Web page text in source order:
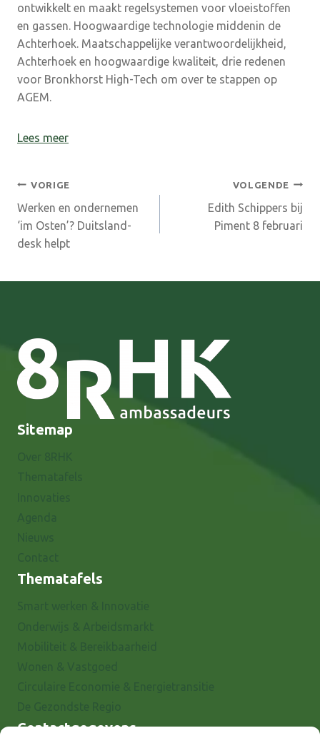
ontwikkelt en maakt regelsystemen voor vloeistoffen
en gassen. Hoogwaardige technologie middenin de
Achterhoek. Maatschappelijke verantwoordelijkheid,
Achterhoek en hoogwaardige kwaliteit, drie redenen
voor Bronkhorst High-Tech om over te stappen op
AGEM.
Lees meer
Bericht
navigatie
VORIGE
Werken en ondernemen
‘im Osten’? Duitsland-
desk helpt
VOLGENDE
Edith Schippers bij
Piment 8 februari
Sitemap
Thematafels
Contactgegevens